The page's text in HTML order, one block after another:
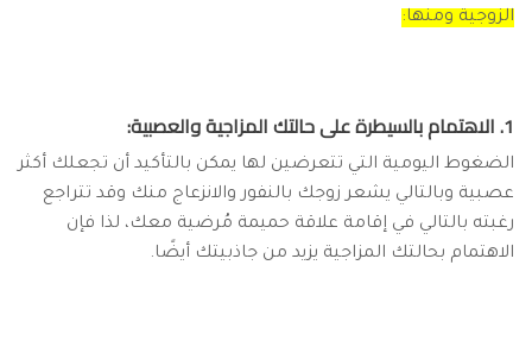
الزوجية ومنها:
1. الاهتمام بالسيطرة على حالتك المزاجية والعصبية:
الضغوط اليومية التي تتعرضين لها يمكن بالتأكيد أن تجعلك أكثر
عصبية وبالتالي يشعر زوجك بالنفور والانزعاج منك وقد تتراجع
رغبته بالتالي في إقامة علاقة حميمة مُرضية معك، لذا فإن
الاهتمام بحالتك المزاجية يزيد من جاذبيتك أيضًا.